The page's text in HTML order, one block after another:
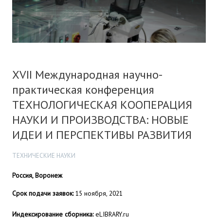
XVII Международная научно-
практическая конференция
ТЕХНОЛОГИЧЕСКАЯ КООПЕРАЦИЯ
НАУКИ И ПРОИЗВОДСТВА: НОВЫЕ
ИДЕИ И ПЕРСПЕКТИВЫ РАЗВИТИЯ
ТЕХНИЧЕСКИЕ НАУКИ
Россия, Воронеж
Срок подачи заявок:15 ноября, 2021
Индексирование сборника:eLIBRARY.ru